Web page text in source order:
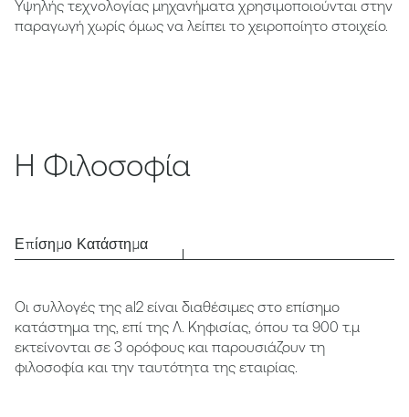
Υψηλής τεχνολογίας μηχανήματα χρησιμοποιούνται στην
παραγωγή χωρίς όμως να λείπει το χειροποίητο στοιχείο.
Η Φιλοσοφία
Επίσημο Κατάστημα
Οι συλλογές της al2 είναι διαθέσιμες στο επίσημο
κατάστημα της, επί της Λ. Κηφισίας, όπου τα 900 τ.μ
εκτείνονται σε 3 ορόφους και παρουσιάζουν τη
φιλοσοφία και την ταυτότητα της εταιρίας.